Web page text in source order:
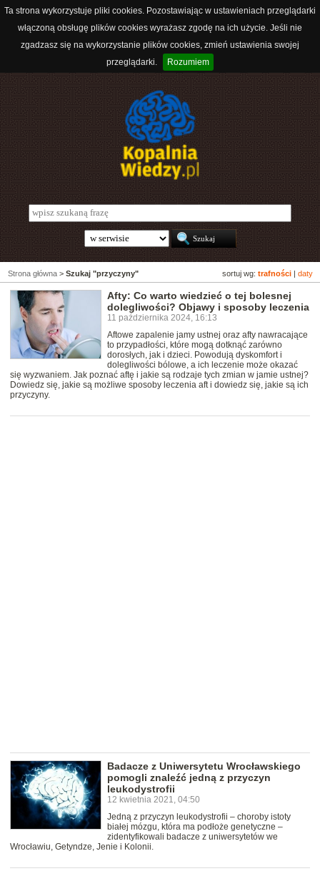
Ta strona wykorzystuje pliki cookies. Pozostawiając w ustawieniach przeglądarki
włączoną obsługę plików cookies wyrażasz zgodę na ich użycie. Jeśli nie
zgadzasz się na wykorzystanie plików cookies, zmień ustawienia swojej
przeglądarki.
Rozumiem
sortuj wg: trafności daty
Strona główna > Szukaj "przyczyny"
Afty: Co warto wiedzieć o tej bolesnej
dolegliwości? Objawy i sposoby leczenia
11 października 2024, 16:13
Aftowe zapalenie jamy ustnej oraz afty nawracające
to przypadłości, które mogą dotknąć zarówno
dorosłych, jak i dzieci. Powodują dyskomfort i
dolegliwości bólowe, a ich leczenie może okazać
się wyzwaniem. Jak poznać aftę i jakie są rodzaje tych zmian w jamie ustnej?
Dowiedz się, jakie są możliwe sposoby leczenia aft i dowiedz się, jakie są ich
przyczyny.
Badacze z Uniwersytetu Wrocławskiego
pomogli znaleźć jedną z przyczyn
leukodystrofii
12 kwietnia 2021, 04:50
Jedną z przyczyn leukodystrofii – choroby istoty
białej mózgu, która ma podłoże genetyczne –
zidentyfikowali badacze z uniwersytetów we
Wrocławiu, Getyndze, Jenie i Kolonii.